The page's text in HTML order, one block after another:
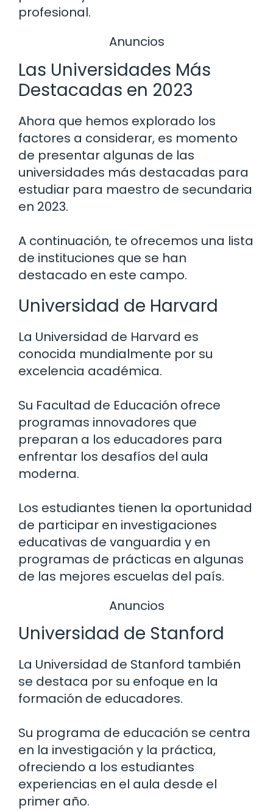
profesional.
Anuncios
Las Universidades Más
Destacadas en 2023
Ahora que hemos explorado los
factores a considerar, es momento
de presentar algunas de las
universidades más destacadas para
estudiar para maestro de secundaria
en 2023.
A continuación, te ofrecemos una lista
de instituciones que se han
destacado en este campo.
Universidad de Harvard
La Universidad de Harvard es
conocida mundialmente por su
excelencia académica.
Su Facultad de Educación ofrece
programas innovadores que
preparan a los educadores para
enfrentar los desafíos del aula
moderna.
Los estudiantes tienen la oportunidad
de participar en investigaciones
educativas de vanguardia y en
programas de prácticas en algunas
de las mejores escuelas del país.
Anuncios
Universidad de Stanford
La Universidad de Stanford también
se destaca por su enfoque en la
formación de educadores.
Su programa de educación se centra
en la investigación y la práctica,
ofreciendo a los estudiantes
experiencias en el aula desde el
primer año.